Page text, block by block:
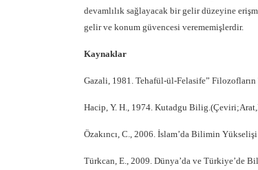
devamlılık sağlayacak bir gelir düzeyine
gelir ve konum güvencesi verememişlerdir.
Kaynaklar
Gazali, 1981. Tehafül-ül-Felasife” Filozofların
Hacip, Y. H., 1974. Kutadgu
Özakıncı, C., 2006. İslam’da Bilimin
Türkcan, E., 2009. Dünya’da ve Türkiye’de